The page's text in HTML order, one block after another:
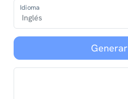
Idioma
Generar